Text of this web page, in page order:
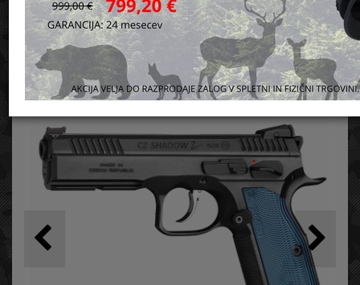
Domov Orožje in ostala oprema
Pištole in revolverji
Pištole